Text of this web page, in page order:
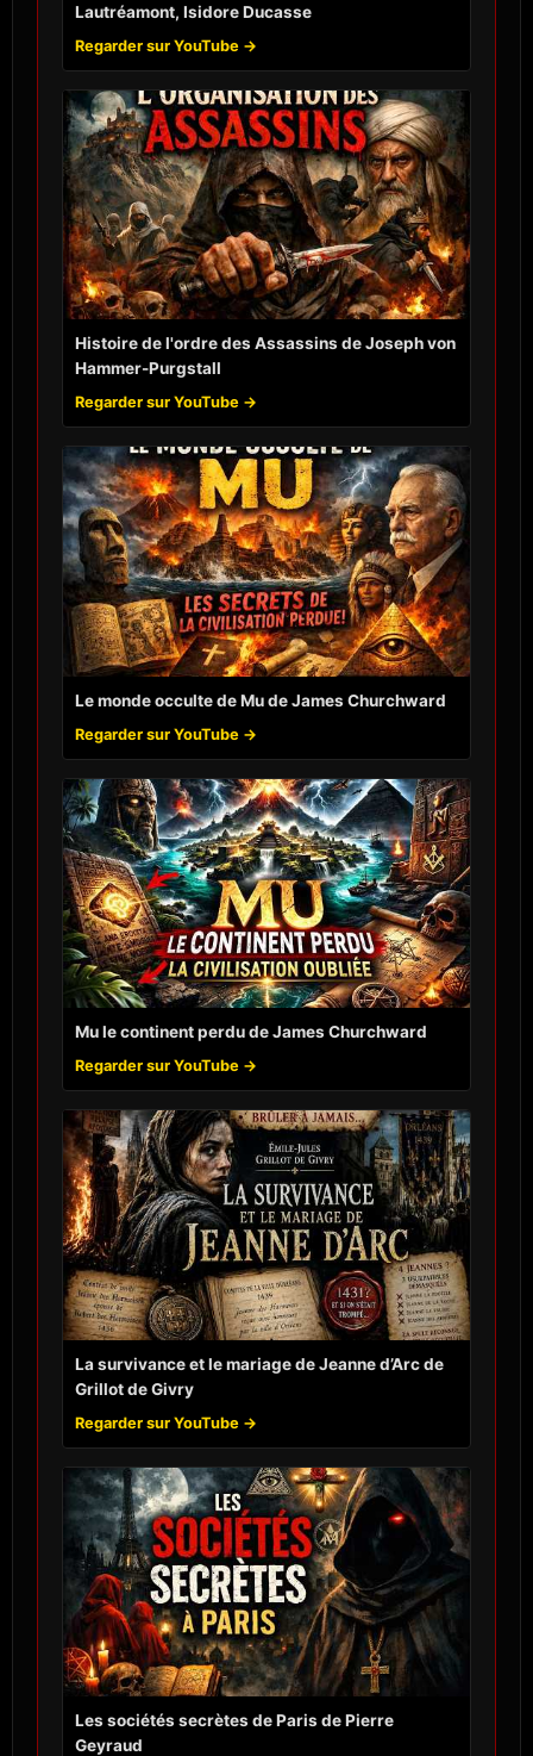
Lautréamont, Isidore Ducasse
Regarder sur YouTube →
Histoire de l'ordre des Assassins de Joseph von
Hammer-Purgstall
Regarder sur YouTube →
Le monde occulte de Mu de James Churchward
Regarder sur YouTube →
Mu le continent perdu de James Churchward
Regarder sur YouTube →
La survivance et le mariage de Jeanne d’Arc de
Grillot de Givry
Regarder sur YouTube →
Les sociétés secrètes de Paris de Pierre
Geyraud